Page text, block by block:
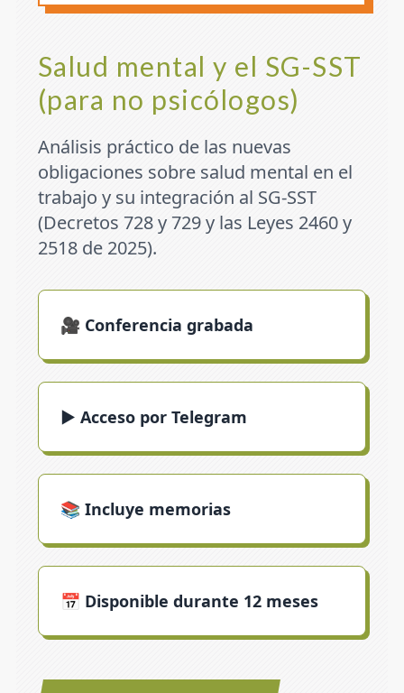
Salud mental y el SG-SST
(para no psicólogos)
Análisis práctico de las nuevas
obligaciones sobre salud mental en el
trabajo y su integración al SG-SST
(Decretos 728 y 729 y las Leyes 2460 y
2518 de 2025).
🎥 Conferencia grabada
▶️ Acceso por Telegram
📚 Incluye memorias
📅 Disponible durante 12 meses